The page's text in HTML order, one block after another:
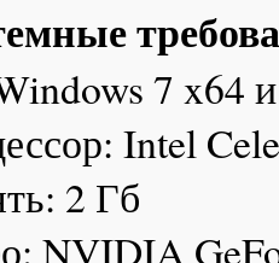
7 x64
Intel
2 Гб
NVIDIA